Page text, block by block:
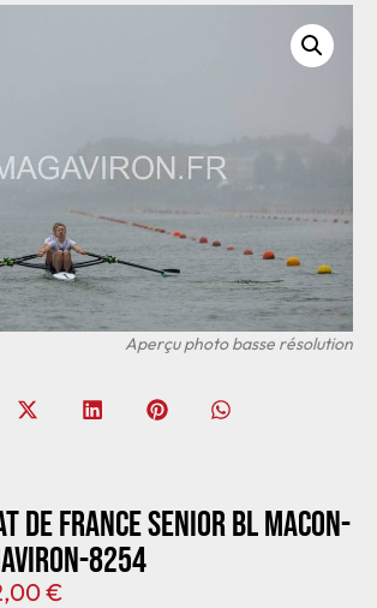
de France senior BL Macon-
8254
€